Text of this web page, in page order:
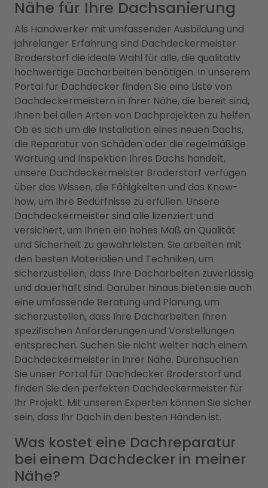
Nähe für Ihre Dachsanierung
Als Handwerker mit umfassender Ausbildung und
jahrelanger Erfahrung sind Dachdeckermeister
Broderstorf die ideale Wahl für alle, die qualitativ
hochwertige Dacharbeiten benötigen. In unserem
Portal für Dachdecker finden Sie eine Liste von
Dachdeckermeistern in Ihrer Nähe, die bereit sind,
Ihnen bei allen Arten von Dachprojekten zu helfen.
Ob es sich um die Installation eines neuen Dachs,
die Reparatur von Schäden oder die regelmäßige
Wartung und Inspektion Ihres Dachs handelt,
unsere Dachdeckermeister Broderstorf verfügen
über das Wissen, die Fähigkeiten und das Know-
how, um Ihre Bedürfnisse zu erfüllen. Unsere
Dachdeckermeister sind alle lizenziert und
versichert, um Ihnen ein hohes Maß an Qualität
und Sicherheit zu gewährleisten. Sie arbeiten mit
den besten Materialien und Techniken, um
sicherzustellen, dass Ihre Dacharbeiten zuverlässig
und dauerhaft sind. Darüber hinaus bieten sie auch
eine umfassende Beratung und Planung, um
sicherzustellen, dass Ihre Dacharbeiten Ihren
spezifischen Anforderungen und Vorstellungen
entsprechen. Suchen Sie nicht weiter nach einem
Dachdeckermeister in Ihrer Nähe. Durchsuchen
Sie unser Portal für Dachdecker Broderstorf und
finden Sie den perfekten Dachdeckermeister für
Ihr Projekt. Mit unseren Experten können Sie sicher
sein, dass Ihr Dach in den besten Händen ist.
Was kostet eine Dachreparatur
bei einem Dachdecker in meiner
Nähe?